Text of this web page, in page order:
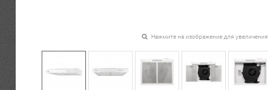
Нажмите на изображение для увеличения